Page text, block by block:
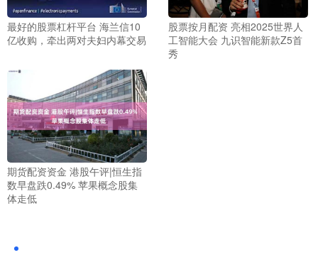
最好的股票杠杆平台 海兰信10
亿收购，牵出两对夫妇内幕交易
股票按月配资 亮相2025世界人
工智能大会 九识智能新款Z5首
秀
期货配资资金 港股午评|恒生指
数早盘跌0.49% 苹果概念股集
体走低